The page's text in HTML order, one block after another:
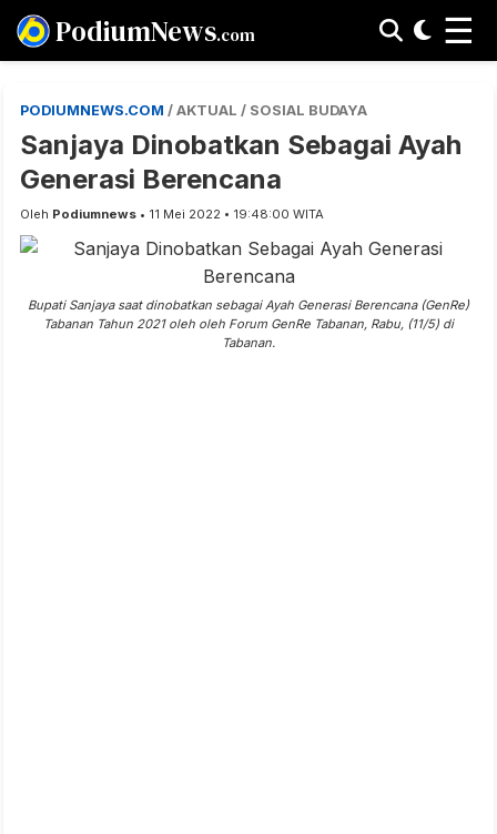
PodiumNews.com ☰
PODIUMNEWS.COM / AKTUAL / SOSIAL BUDAYA
Sanjaya Dinobatkan Sebagai Ayah
Generasi Berencana
Oleh Podiumnews • 11 Mei 2022 • 19:48:00 WITA
Bupati Sanjaya saat dinobatkan sebagai Ayah Generasi Berencana (GenRe)
Tabanan Tahun 2021 oleh oleh Forum GenRe Tabanan, Rabu, (11/5) di
Tabanan.